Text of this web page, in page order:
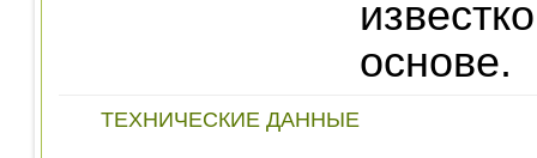
основе.
ТЕХНИЧЕСКИЕ ДАННЫЕ